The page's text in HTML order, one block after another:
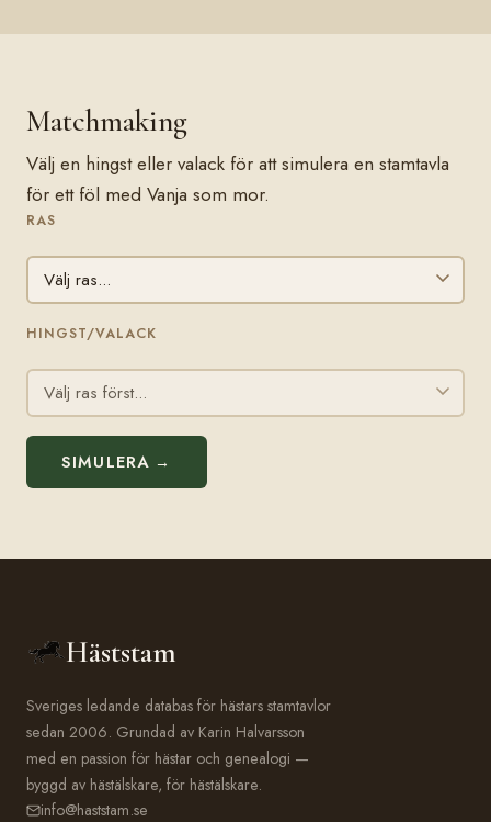
Matchmaking
Välj en hingst eller valack för att simulera en stamtavla
för ett föl med Vanja som mor.
RAS
HINGST/VALACK
SIMULERA →
Häststam
Sveriges ledande databas för hästars stamtavlor
sedan 2006. Grundad av Karin Halvarsson
med en passion för hästar och genealogi —
byggd av hästälskare, för hästälskare.
info@haststam.se